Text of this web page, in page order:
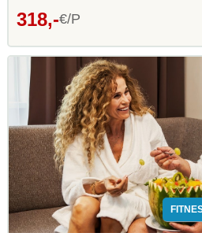
318,-€/P